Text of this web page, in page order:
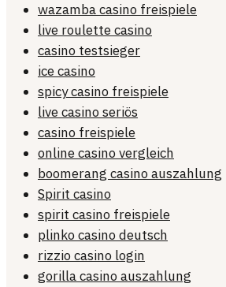
wazamba casino freispiele
live roulette casino
casino testsieger
ice casino
spicy casino freispiele
live casino seriös
casino freispiele
online casino vergleich
boomerang casino auszahlung
Spirit casino
spirit casino freispiele
plinko casino deutsch
rizzio casino login
gorilla casino auszahlung